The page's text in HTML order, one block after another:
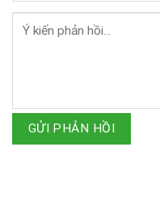
GỬI PHẢN HỒI